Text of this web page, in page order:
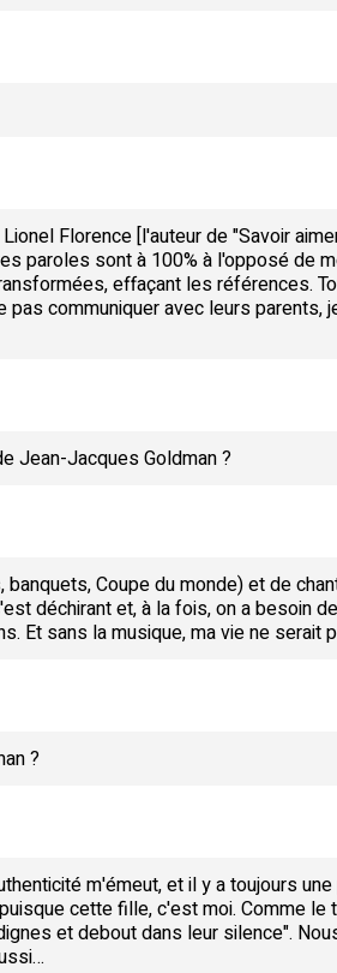
Florence [l'auteur de "Savoir
paroles sont à 100% à l'opposé de
effaçant les références.
communiquer avec leurs parents,
Jean-Jacques Goldman ?
Coupe du monde) et de
déchirant et, à la fois, on a besoin
Et sans la musique, ma vie ne serait
?
m'émeut, et il y a toujours
cette fille, c'est moi. Comme
et debout dans leur silence".